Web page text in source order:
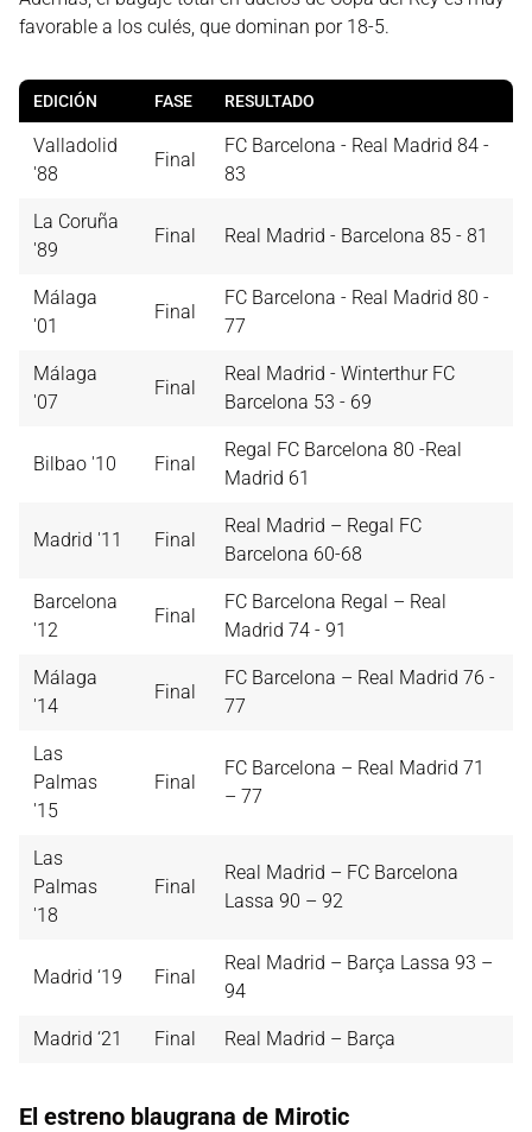
favorable a los culés, que dominan por 18-5.
EDICIÓN FASE RESULTADO
Valladolid
'88
Final
FC Barcelona - Real Madrid 84 -
83
La Coruña
'89
Final Real Madrid - Barcelona 85 - 81
Málaga
'01
Final
FC Barcelona - Real Madrid 80 -
77
Málaga
'07
Final
Real Madrid - Winterthur FC
Barcelona 53 - 69
Bilbao '10 Final
Regal FC Barcelona 80 -Real
Madrid 61
Madrid '11 Final
Real Madrid – Regal FC
Barcelona 60-68
Barcelona
'12
Final
FC Barcelona Regal – Real
Madrid 74 - 91
Málaga
'14
Final
FC Barcelona – Real Madrid 76 -
77
Las
Palmas
'15
Final
FC Barcelona – Real Madrid 71
– 77
Las
Palmas
'18
Final
Real Madrid – FC Barcelona
Lassa 90 – 92
Madrid ‘19 Final
Real Madrid – Barça Lassa 93 –
94
Madrid ‘21 Final Real Madrid – Barça
El estreno blaugrana de Mirotic